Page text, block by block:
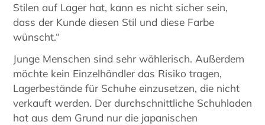
Stilen auf Lager hat, kann es nicht sicher sein,
dass der Kunde diesen Stil und diese Farbe
wünscht.“
Junge Menschen sind sehr wählerisch. Außerdem
möchte kein Einzelhändler das Risiko tragen,
Lagerbestände für Schuhe einzusetzen, die nicht
verkauft werden. Der durchschnittliche Schuhladen
hat aus dem Grund nur die japanischen